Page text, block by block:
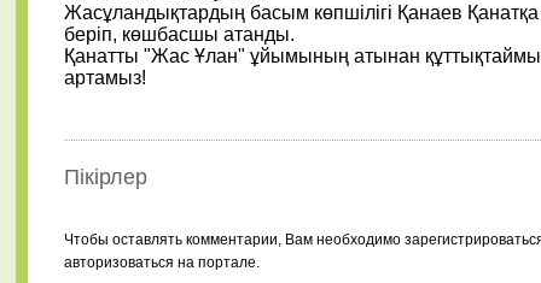
Жасұландықтардың басым көпшілігі Қанаев
беріп, көшбасшы атанды.
Қанатты "Жас Ұлан" ұйымының атынан
артамыз!
Пікірлер
Чтобы оставлять комментарии, Вам необходимо
авторизоваться на портале.